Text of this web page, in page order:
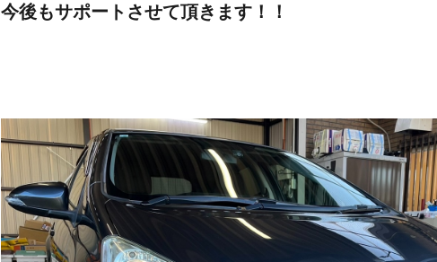
今後もサポートさせて頂きます！！